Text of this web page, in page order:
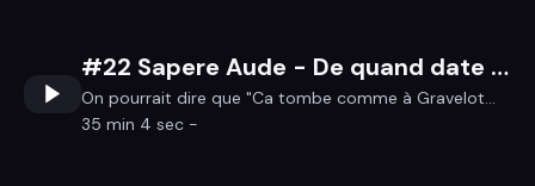
#22 Sapere Aude - De quand date la date?
On pourrait dire que "Ca tombe comme à Gravelot...
35 min 4 sec -